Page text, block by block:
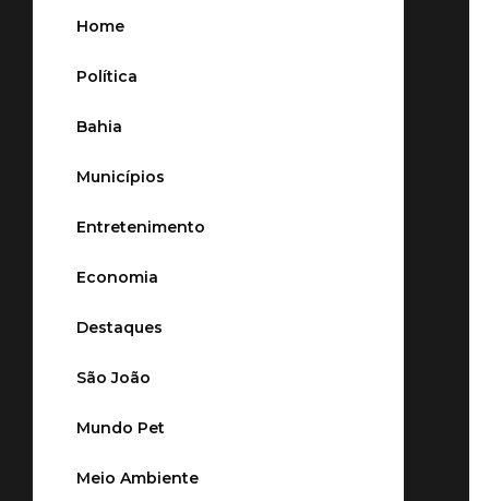
Home
Política
Bahia
Municípios
Entretenimento
Economia
Destaques
São João
Mundo Pet
Meio Ambiente